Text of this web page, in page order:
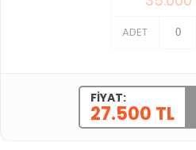
ADET
FIYAT:
27.500 TL